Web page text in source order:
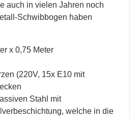
auch in vielen Jahren noch
Schwibbogen haben
x 0,75 Meter
(220V, 15x E10 mit
Stahl mit
welche in die